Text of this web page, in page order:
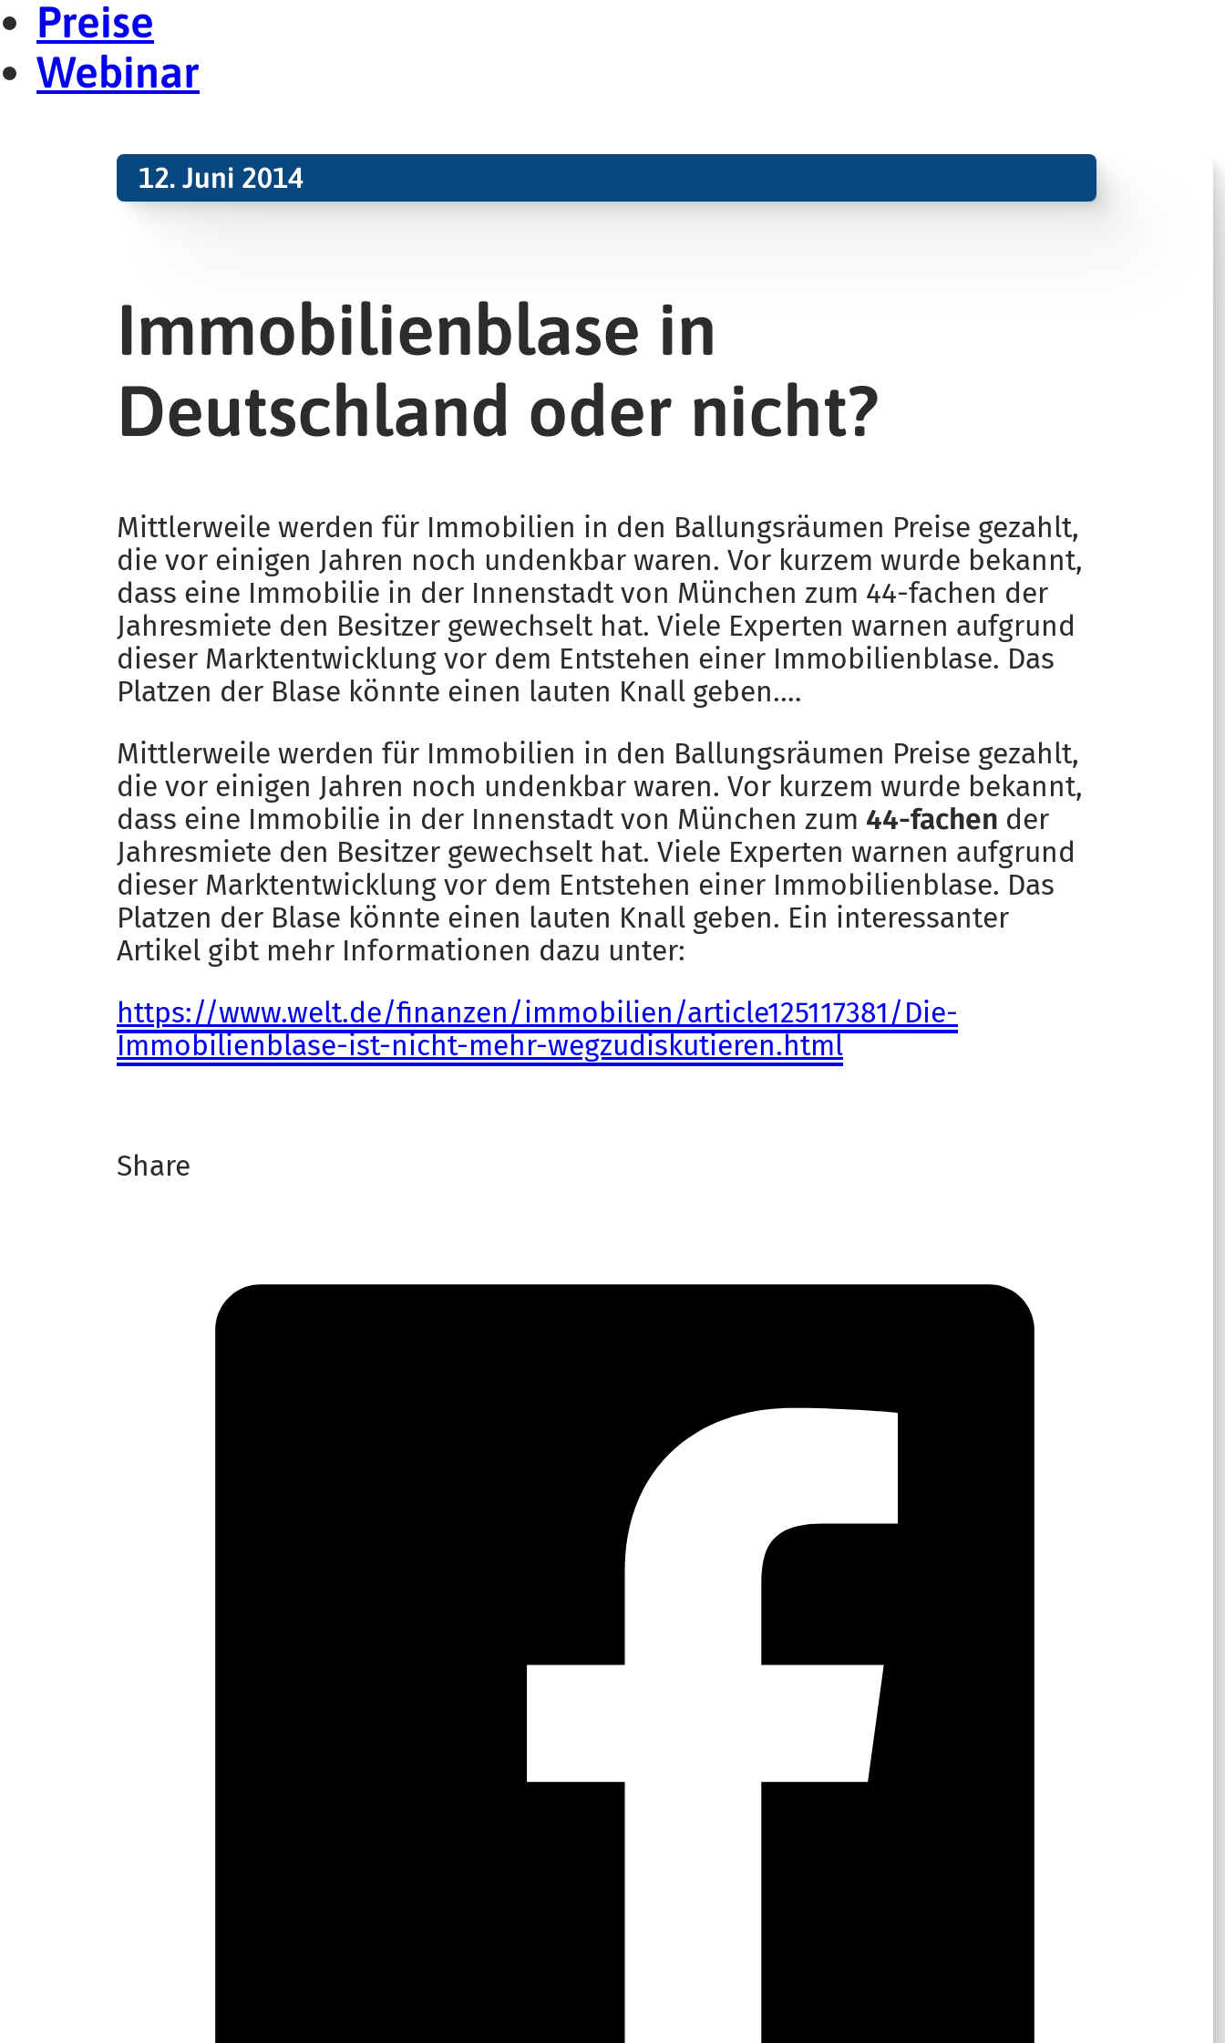
Preise
Webinar
12. Juni 2014
Immobilienblase in
Deutschland oder nicht?
Mittlerweile werden für Immobilien in den Ballungsräumen Preise gezahlt,
die vor einigen Jahren noch undenkbar waren. Vor kurzem wurde bekannt,
dass eine Immobilie in der Innenstadt von München zum 44-fachen der
Jahresmiete den Besitzer gewechselt hat. Viele Experten warnen aufgrund
dieser Marktentwicklung vor dem Entstehen einer Immobilienblase. Das
Platzen der Blase könnte einen lauten Knall geben.…
Mittlerweile werden für Immobilien in den Ballungsräumen Preise gezahlt,
die vor einigen Jahren noch undenkbar waren. Vor kurzem wurde bekannt,
dass eine Immobilie in der Innenstadt von München zum 44-fachen der
Jahresmiete den Besitzer gewechselt hat. Viele Experten warnen aufgrund
dieser Marktentwicklung vor dem Entstehen einer Immobilienblase. Das
Platzen der Blase könnte einen lauten Knall geben. Ein interessanter
Artikel gibt mehr Informationen dazu unter:
https://www.welt.de/finanzen/immobilien/article125117381/Die-
Immobilienblase-ist-nicht-mehr-wegzudiskutieren.html
Share